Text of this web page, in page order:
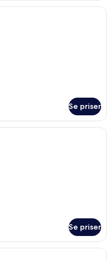
Et hotelværelse med to senge, en
Se priser
Et hotelværelse med to senge, en
Se priser
Et moderne hotelværelse med to